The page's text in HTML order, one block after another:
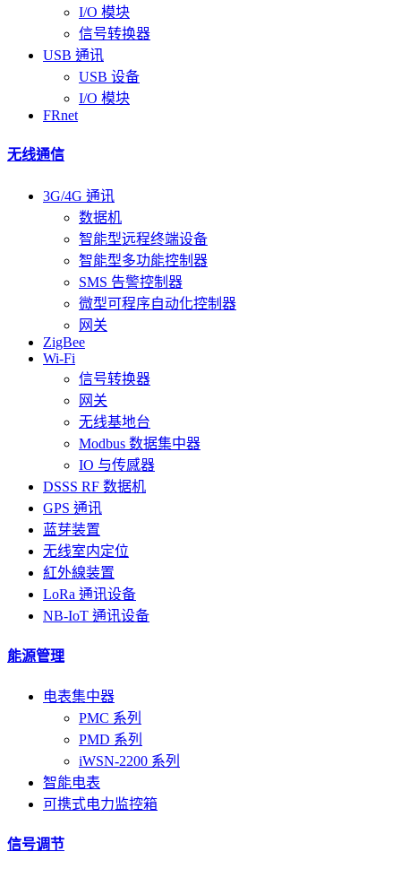
I/O 模块
信号转换器
USB 通讯
USB 设备
I/O 模块
FRnet
无线通信
3G/4G 通讯
数据机
智能型远程终端设备
智能型多功能控制器
SMS 告警控制器
微型可程序自动化控制器
网关
ZigBee
Wi-Fi
信号转换器
网关
无线基地台
Modbus 数据集中器
IO 与传感器
DSSS RF 数据机
GPS 通讯
蓝芽装置
无线室内定位
紅外線装置
LoRa 通讯设备
NB-IoT 通讯设备
能源管理
电表集中器
PMC 系列
PMD 系列
iWSN-2200 系列
智能电表
可携式电力监控箱
信号调节